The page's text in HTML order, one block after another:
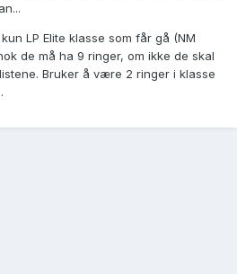
LP Elite klasse som får gå (NM
de må ha 9 ringer, om ikke de skal
Bruker å være 2 ringer i klasse